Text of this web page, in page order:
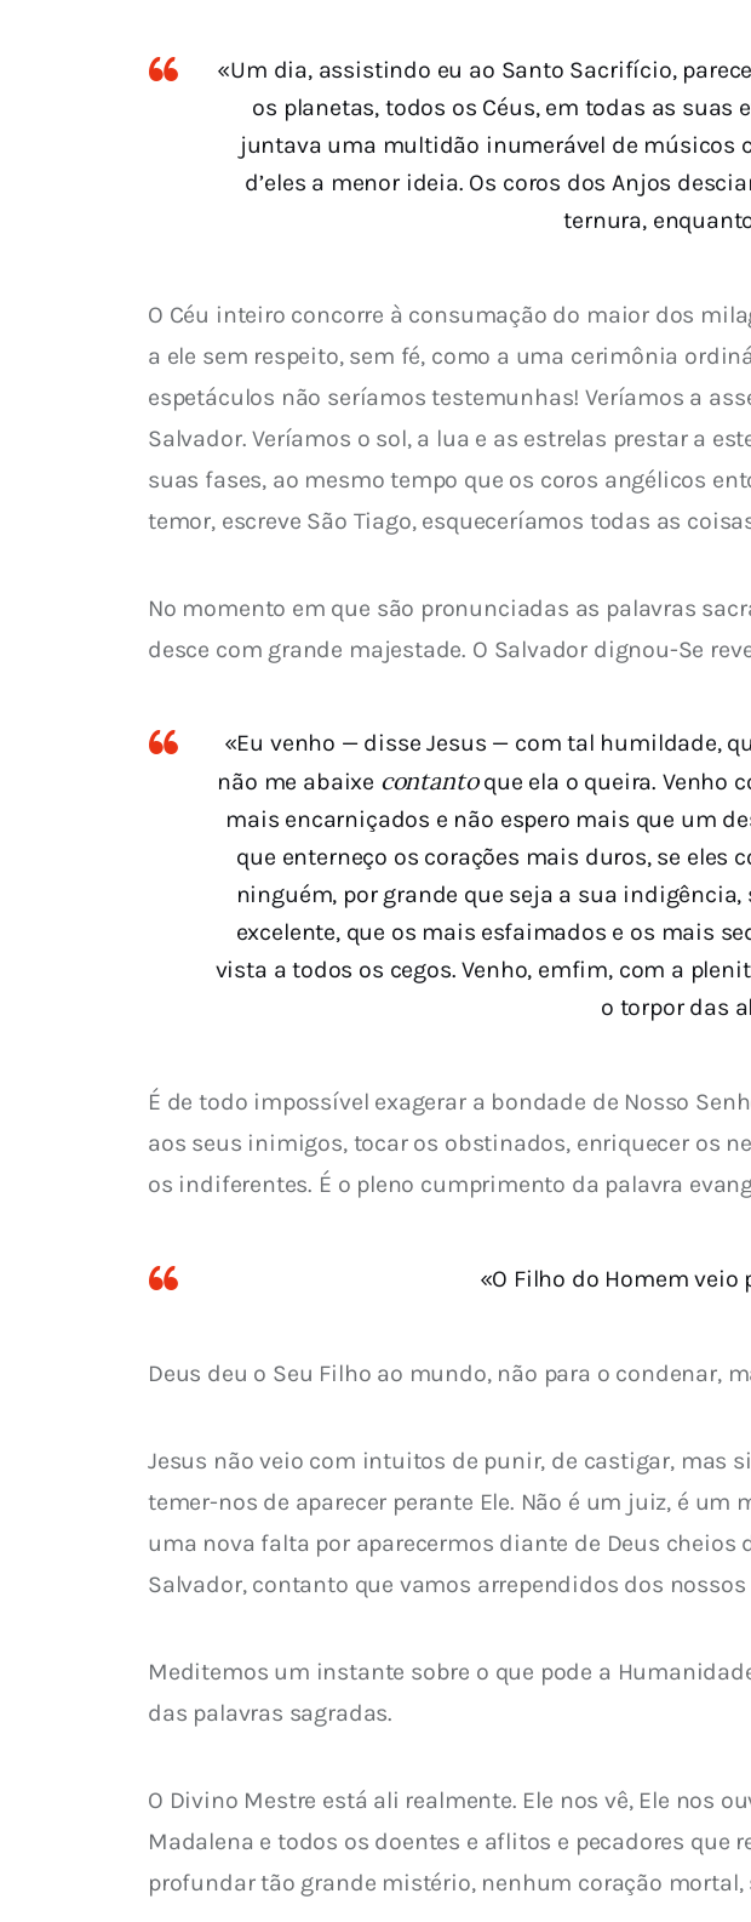
«Um dia, assistindo eu ao Santo Sacrifício,
os planetas, todos os Céus, em todas as suas
juntava uma multidão inumerável de músicos
d’eles a menor ideia. Os coros dos Anjos
ternura,
O Céu inteiro concorre à consumação do maior dos
a ele sem respeito, sem fé, como a uma cerimônia
espetáculos não seríamos testemunhas! Veríamos a
Salvador. Veríamos o sol, a lua e as estrelas prestar a
suas fases, ao mesmo tempo que os coros angélicos
temor, escreve São Tiago, esqueceríamos todas as
No momento em que são pronunciadas as palavras
desce com grande majestade. O Salvador dignou-Se
«Eu venho — disse Jesus — com tal humildade,
não me abaixe contantoque ela o queira. Venho
mais encarniçados e não espero mais que um
que enterneço os corações mais duros, se
ninguém, por grande que seja a sua
excelente, que os mais esfaimados e os mais
vista a todos os cegos. Venho, emfim, com a
o torpor das
É de todo impossível exagerar a bondade de Nosso
aos seus inimigos, tocar os obstinados, enriquecer os
os indiferentes. É o pleno cumprimento da palavra
«O Filho do Homem
Deus deu o Seu Filho ao mundo, não para o condenar,
Jesus não veio com intuitos de punir, de castigar, mas
temer-nos de aparecer perante Ele. Não é um juiz, é
uma nova falta por aparecermos diante de Deus
Salvador, contanto que vamos arrependidos dos
Meditemos um instante sobre o que pode a
das palavras sagradas.
O Divino Mestre está ali realmente. Ele nos vê, Ele nos
Madalena e todos os doentes e aflitos e pecadores
profundar tão grande mistério, nenhum coração mortal,